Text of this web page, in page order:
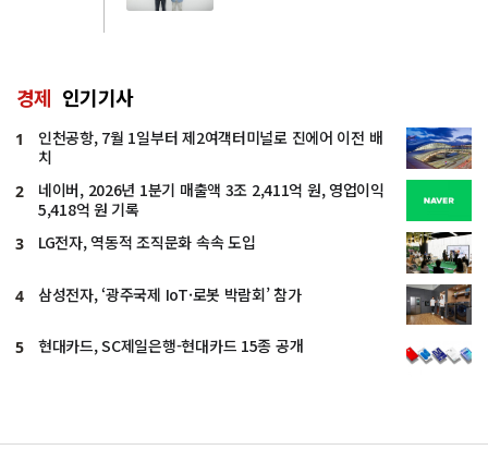
경제 인기기사
1
인천공항, 7월 1일부터 제2여객터미널로 진에어 이전 배
치
2
네이버, 2026년 1분기 매출액 3조 2,411억 원, 영업이익
5,418억 원 기록
3 LG전자, 역동적 조직문화 속속 도입
4 삼성전자, ‘광주국제 IoT·로봇 박람회’ 참가
5 현대카드, SC제일은행-현대카드 15종 공개